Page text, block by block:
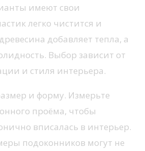
имеют свои
легко чистится и
добавляет тепла, а
Выбор зависит от
и стиля интерьера.
и форму. Измерьте
проёма, чтобы
вписалась в интерьер.
подоконников могут не